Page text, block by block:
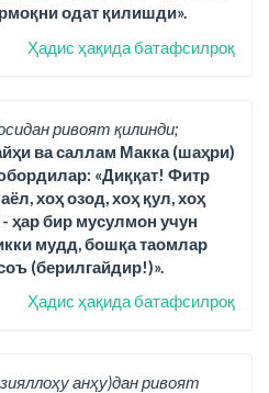
одат қилишди».
Ҳадис ҳақида батафсилроқ
ривоят қилинди;
ва саллам Макка (шаҳри)
«Диққат! Фитр
хоҳ озод, хоҳ қул, хоҳ
- ҳар бир мусулмон учун
мудд, бошқа таомлар
(берилгайдир!)».
Ҳадис ҳақида батафсилроқ
анҳу)дан ривоят